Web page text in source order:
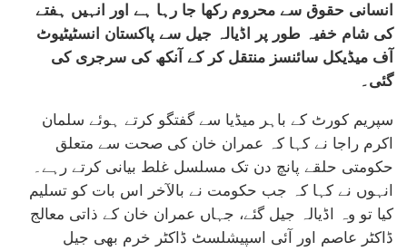
انسانی حقوق سے محروم رکھا جا رہا ہے اور انہیں ہفتے
کی شام خفیہ طور پر اڈیالہ جیل سے پاکستان انسٹیٹیوٹ
آف میڈیکل سائنسز منتقل کر کے آنکھ کی سرجری کی
گئی۔
سپریم کورٹ کے باہر میڈیا سے گفتگو کرتے ہوئے سلمان
اکرم راجا نے کہا کہ عمران خان کی صحت سے متعلق
حکومتی حلقے پانچ دن تک مسلسل غلط بیانی کرتے رہے۔
انہوں نے کہا کہ جب حکومت نے بالآخر اس بات کو تسلیم
کیا تو وہ اڈیالہ جیل گئے، جہاں عمران خان کے ذاتی معالج
ڈاکٹر عاصم اور آئی اسپیشلسٹ ڈاکٹر خرم بھی جیل